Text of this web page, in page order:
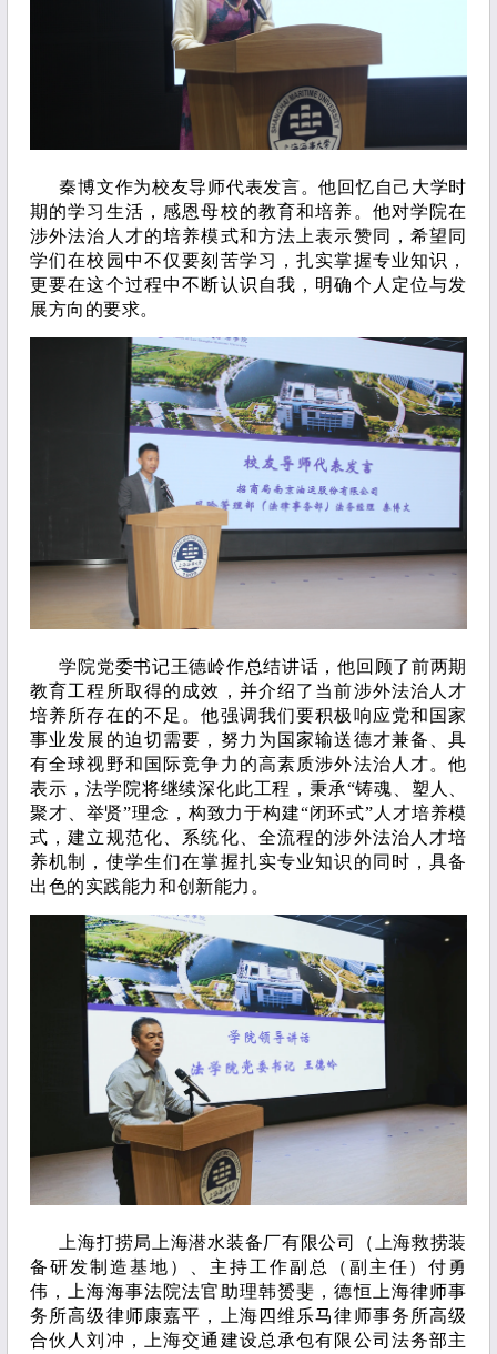
秦博文作为校友导师代表发言。他回忆自己大学时
期的学习生活，感恩母校的教育和培养。他对学院在
涉外法治人才的培养模式和方法上表示赞同，希望同
学们在校园中不仅要刻苦学习，扎实掌握专业知识，
更要在这个过程中不断认识自我，明确个人定位与发
展方向的要求。
学院党委书记王德岭作总结讲话，他回顾了前两期
教育工程所取得的成效，并介绍了当前涉外法治人才
培养所存在的不足。他强调我们要积极响应党和国家
事业发展的迫切需要，努力为国家输送德才兼备、具
有全球视野和国际竞争力的高素质涉外法治人才。他
表示，法学院将继续深化此工程，秉承“铸魂、塑人、
聚才、举贤”理念，构致力于构建“闭环式”人才培养模
式，建立规范化、系统化、全流程的涉外法治人才培
养机制，使学生们在掌握扎实专业知识的同时，具备
出色的实践能力和创新能力。
上海打捞局上海潜水装备厂有限公司（上海救捞装
备研发制造基地）、主持工作副总（副主任）付勇
伟，上海海事法院法官助理韩赟斐，德恒上海律师事
务所高级律师康嘉平，上海四维乐马律师事务所高级
合伙人刘冲，上海交通建设总承包有限公司法务部主